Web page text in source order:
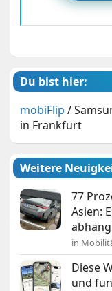
Du bist hier:
mobiFlip /
in Frankfurt
Weitere
77
Asien:
in
Diese
und